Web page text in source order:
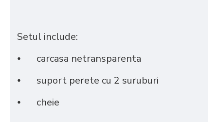
Setul include:
⦁
carcasa netransparenta
⦁
suport perete cu 2 suruburi
⦁
cheie